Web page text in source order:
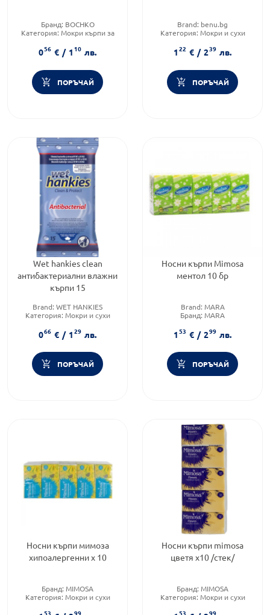
Бранд: BOCHKO
Категория: Мокри кърпи за
Форма на продукта:мокри
кърпи
056 € / 110 лв.
ПОРЪЧАЙ
Brand: benu.bg
Категория: Мокри и сухи
Тип продукт:Сухи кърпички
122 € / 239 лв.
ПОРЪЧАЙ
Wet hankies clean
антибактериални влажни
кърпи 15
Brand: WET HANKIES
Категория: Мокри и сухи
Тип продукт: Мокри кърпички
066 € / 129 лв.
ПОРЪЧАЙ
Носни кърпи Mimosa
ментол 10 бр
Brand: MARA
Бранд: MARA
153 € / 299 лв.
ПОРЪЧАЙ
Носни кърпи мимоза
хипоалергенни х 10
Бранд: MIMOSA
Категория: Мокри и сухи
53 99
Носни кърпи mimosa
цветя х10 /стек/
Бранд: MIMOSA
Категория: Мокри и сухи
53 99